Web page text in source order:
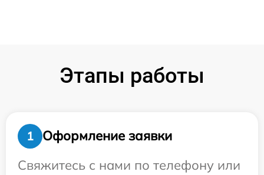
Этапы работы
1
Оформление заявки
Свяжитесь с нами по телефону или